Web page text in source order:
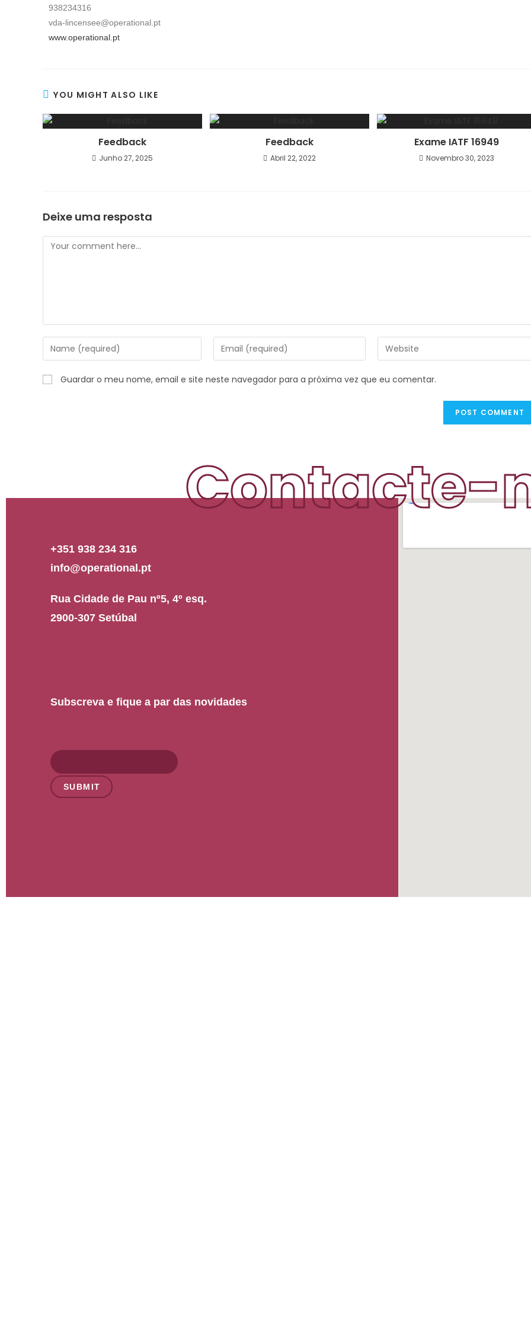
938234316
vda-lincensee@operational.pt
www.operational.pt
YOU MIGHT ALSO LIKE
Feedback
Junho 27, 2025
Feedback
Abril 22, 2022
Exame IATF 16949
Novembro 30, 2023
Deixe uma resposta
Guardar o meu nome, email e site neste navegador para a próxima vez que eu comentar.
Contacte-
+351 938 234 316
info@operational.pt
Rua Cidade de Pau nº5, 4º esq.
2900-307 Setúbal
Subscreva e fique a par das novidades